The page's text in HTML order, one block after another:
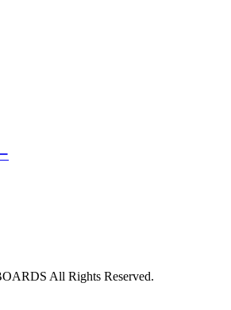
All Rights Reserved.